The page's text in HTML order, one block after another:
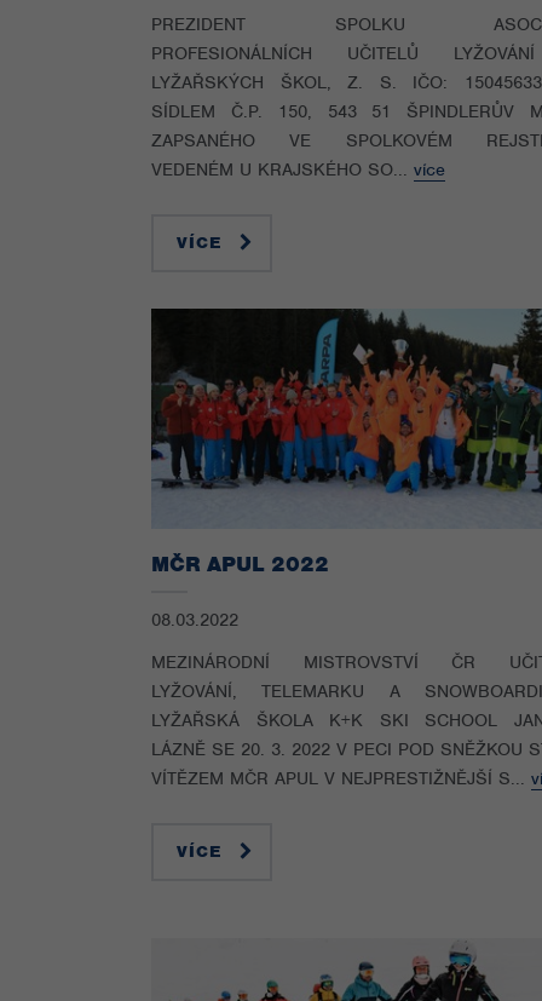
PREZIDENT SPOLKU
PROFESIONÁLNÍCH UČITELŮ
LYŽAŘSKÝCH ŠKOL, Z. S. IČO:
SÍDLEM Č.P. 150, 543 51 ŠPINDLERŮV
ZAPSANÉHO VE SPOLKOVÉM
VEDENÉM U KRAJSKÉHO SO... více
VÍCE
MČR APUL 2022
08.03.2022
MEZINÁRODNÍ MISTROVSTVÍ ČR
LYŽOVÁNÍ, TELEMARKU A
LYŽAŘSKÁ ŠKOLA K+K SKI SCHOOL
LÁZNĚ SE 20. 3. 2022 V PECI POD SNĚŽKOU
VÍTĚZEM MČR APUL V NEJPRESTIŽNĚJŠÍ S...
VÍCE